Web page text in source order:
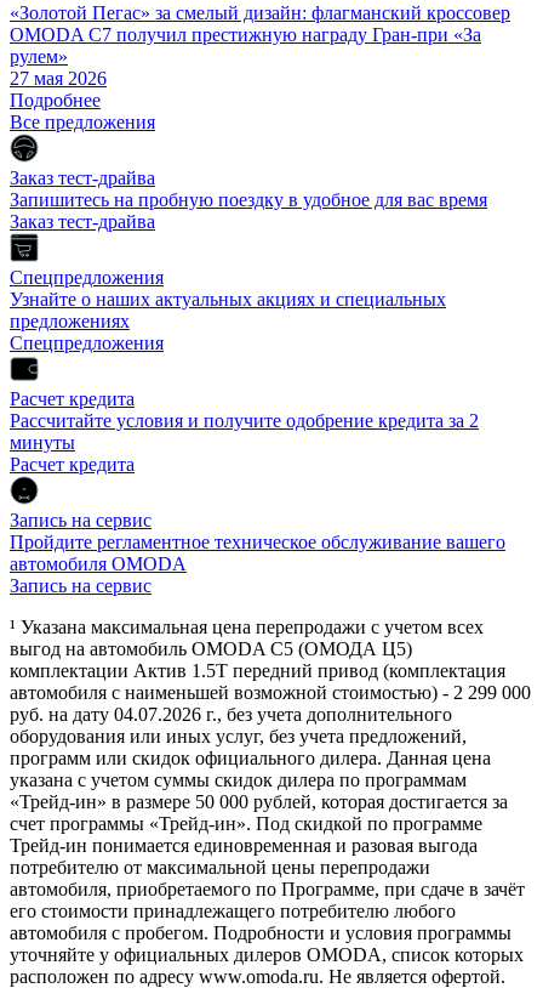
«Золотой Пегас» за смелый дизайн: флагманский кроссовер
OMODA C7 получил престижную награду Гран-при «За
рулем»
27 мая 2026
Подробнее
Все предложения
Заказ тест-драйва
Запишитесь на пробную поездку в удобное для вас время
Заказ тест-драйва
Спецпредложения
Узнайте о наших актуальных акциях и специальных
предложениях
Спецпредложения
Расчет кредита
Рассчитайте условия и получите одобрение кредита за 2
минуты
Расчет кредита
Запись на сервис
Пройдите регламентное техническое обслуживание вашего
автомобиля OMODA
Запись на сервис
¹ Указана максимальная цена перепродажи с учетом всех
выгод на автомобиль OMODA C5 (ОМОДА Ц5)
комплектации Актив 1.5Т передний привод (комплектация
автомобиля с наименьшей возможной стоимостью) - 2 299 000
руб. на дату 04.07.2026 г., без учета дополнительного
оборудования или иных услуг, без учета предложений,
программ или скидок официального дилера. Данная цена
указана с учетом суммы скидок дилера по программам
«Трейд-ин» в размере 50 000 рублей, которая достигается за
счет программы «Трейд-ин». Под скидкой по программе
Трейд-ин понимается единовременная и разовая выгода
потребителю от максимальной цены перепродажи
автомобиля, приобретаемого по Программе, при сдаче в зачёт
его стоимости принадлежащего потребителю любого
автомобиля с пробегом. Подробности и условия программы
уточняйте у официальных дилеров OMODA, список которых
расположен по адресу www.omoda.ru. Не является офертой.